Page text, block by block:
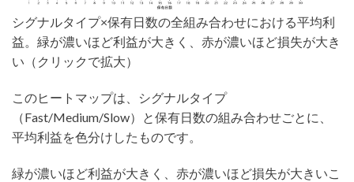
シグナルタイプ×保有日数の全組み合わせにおける平均利
益。緑が濃いほど利益が大きく、赤が濃いほど損失が大き
い（クリックで拡大）
このヒートマップは、シグナルタイプ
（Fast/Medium/Slow）と保有日数の組み合わせごとに、
平均利益を色分けしたものです。
緑が濃いほど利益が大きく、赤が濃いほど損失が大きいこ